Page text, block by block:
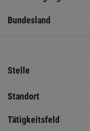
Bundesland
Stelle
Standort
Tätigkeitsfeld